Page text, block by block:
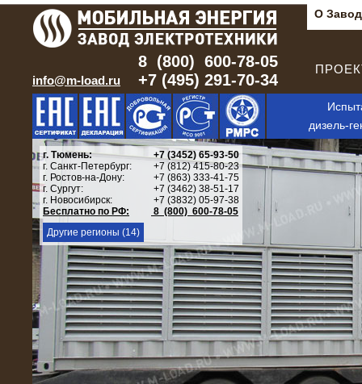
О
info@m-load.ru
8 (800) 600-78-05
+7 (495) 291-70-34
дизель-
г. Тюмень:
+7 (3452) 65-93-50
г. Санкт-Петербург:
+7 (812) 415-80-23
г. Ростов-на-Дону:
+7 (863) 333-41-75
г. Сургут:
+7 (3462) 38-51-17
г. Новосибирск:
+7 (3832) 05-97-38
Бесплатно по РФ:
8 (800) 600-78-05
Другие регионы (14)